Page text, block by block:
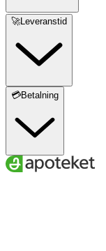
🚀Leveranstid
💳Betalning